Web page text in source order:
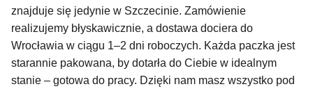
znajduje się jedynie w Szczecinie. Zamówienie
realizujemy błyskawicznie, a dostawa dociera do
Wrocławia w ciągu 1–2 dni roboczych. Każda paczka jest
starannie pakowana, by dotarła do Ciebie w idealnym
stanie – gotowa do pracy. Dzięki nam masz wszystko pod